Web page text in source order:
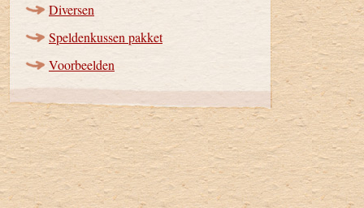
Diversen
Speldenkussen pakket
Voorbeelden